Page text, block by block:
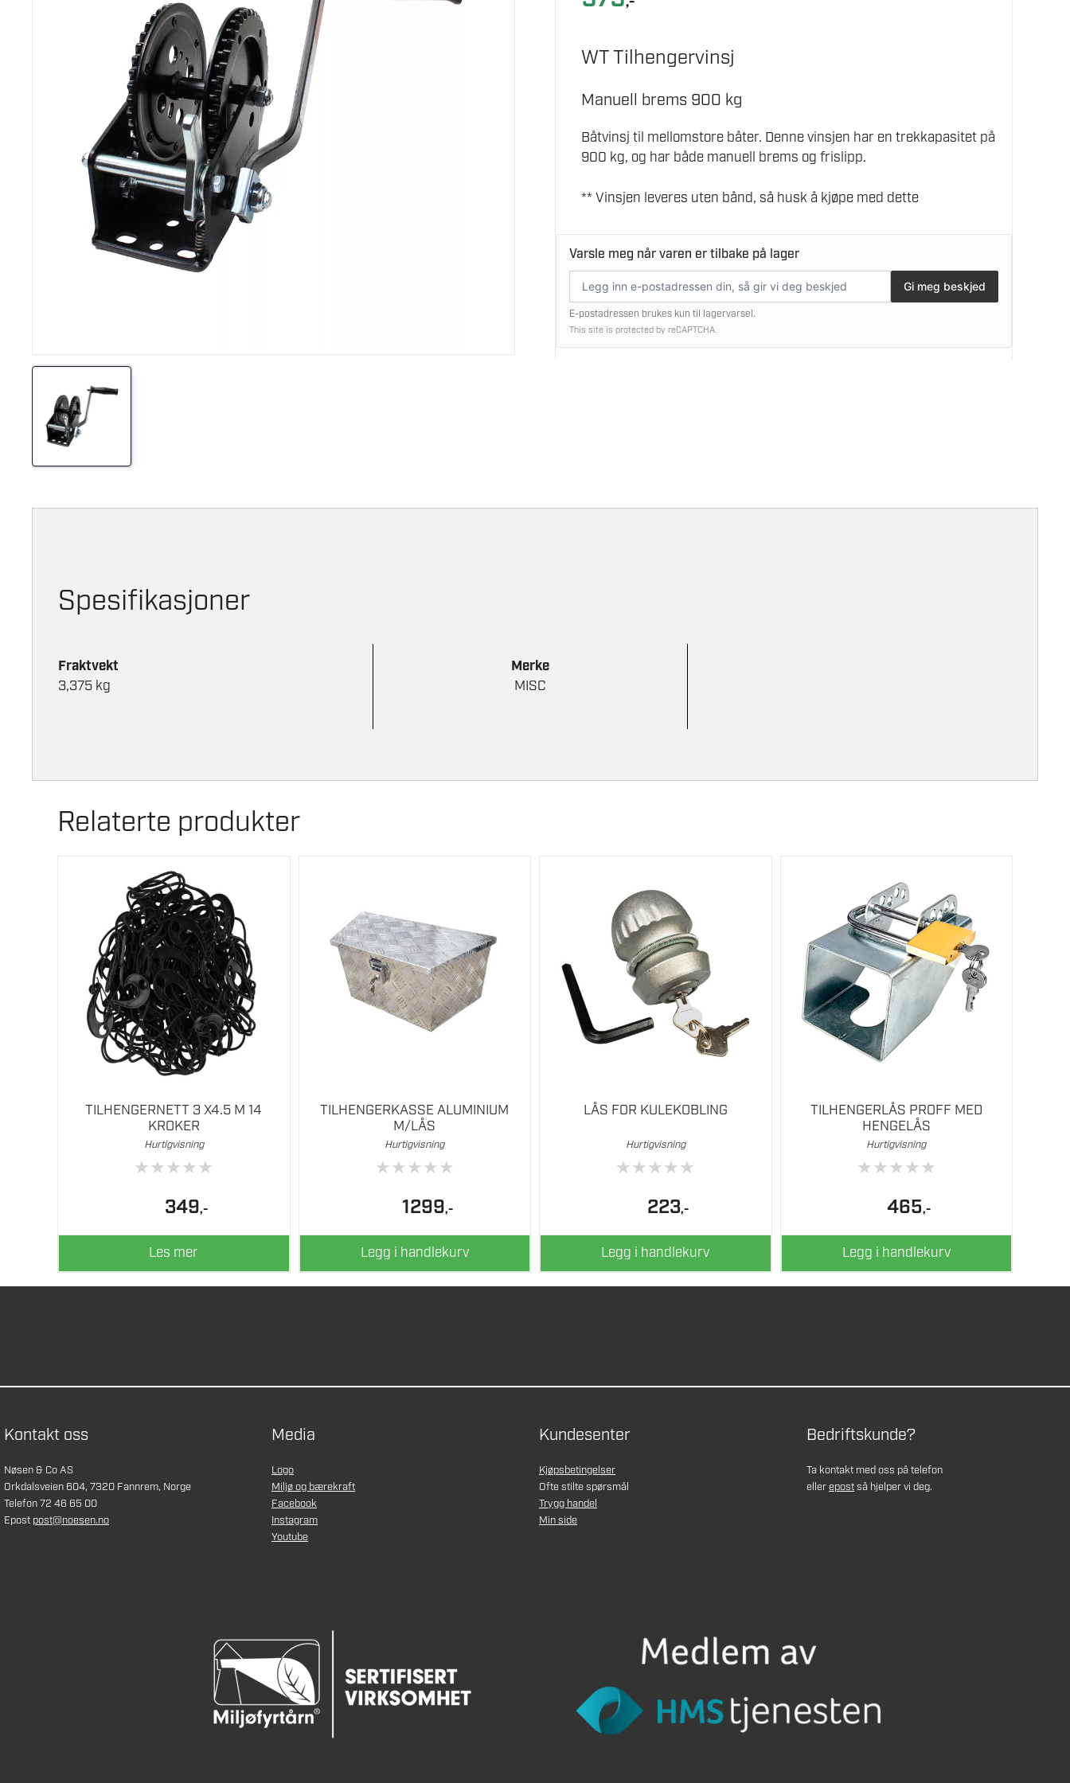
WT Tilhengervinsj
Manuell brems 900 kg
Båtvinsj til mellomstore båter. Denne vinsjen har en trekkapasitet på
900 kg, og har både manuell brems og frislipp.
** Vinsjen leveres uten bånd, så husk å kjøpe med dette
Varsle meg når varen er tilbake på lager
postadresse
Gi meg beskjed
E-postadressen brukes kun til lagervarsel.
This site is protected by reCAPTCHA.
Spesifikasjoner
Fraktvekt
3,375 kg
Merke
MISC
Relaterte produkter
TILHENGERNETT 3 X4.5 M 14
KROKER
Hurtigvisning
★★★★★
349,-
Les mer
TILHENGERKASSE ALUMINIUM
M/LÅS
Hurtigvisning
★★★★★
1299,-
Legg i handlekurv
LÅS FOR KULEKOBLING
Hurtigvisning
★★★★★
223,-
Legg i handlekurv
TILHENGERLÅS PROFF MED
HENGELÅS
Hurtigvisning
★★★★★
465,-
Legg i handlekurv
Kontakt oss
Nøsen & Co AS
Orkdalsveien 604, 7320 Fannrem, Norge
Telefon 72 46 65 00
Epost post@noesen.no
Media
Logo
Miljø og bærekraft
Facebook
Instagram
Youtube
Kundesenter
Kjøpsbetingelser
Ofte stilte spørsmål
Trygg handel
Min side
Bedriftskunde?
Ta kontakt med oss på telefon
ellerepostså hjelper vi deg.